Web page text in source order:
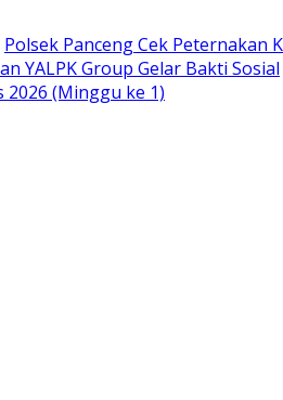
Polsek Panceng Cek Peternakan
YALPK Group Gelar Bakti Sosial
2026 (Minggu ke 1)